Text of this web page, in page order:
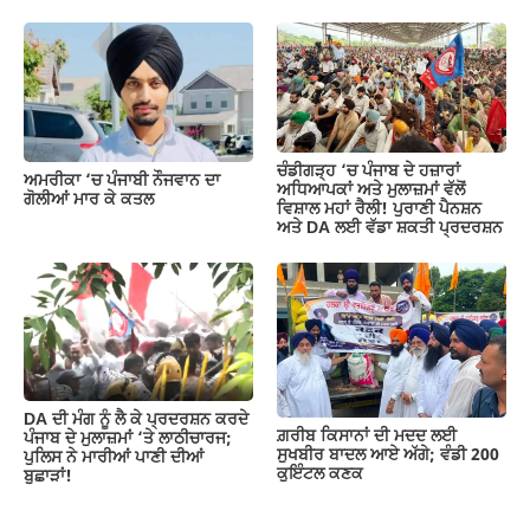
ਅਮਰੀਕਾ ‘ਚ ਪੰਜਾਬੀ ਨੌਜਵਾਨ ਦਾ
ਗੋਲੀਆਂ ਮਾਰ ਕੇ ਕਤਲ
ਚੰਡੀਗੜ੍ਹ ‘ਚ ਪੰਜਾਬ ਦੇ ਹਜ਼ਾਰਾਂ
ਅਧਿਆਪਕਾਂ ਅਤੇ ਮੁਲਾਜ਼ਮਾਂ ਵੱਲੋਂ
ਵਿਸ਼ਾਲ ਮਹਾਂ ਰੈਲੀ! ਪੁਰਾਣੀ ਪੈਨਸ਼ਨ
ਅਤੇ DA ਲਈ ਵੱਡਾ ਸ਼ਕਤੀ ਪ੍ਰਦਰਸ਼ਨ
DA ਦੀ ਮੰਗ ਨੂੰ ਲੈ ਕੇ ਪ੍ਰਦਰਸ਼ਨ ਕਰਦੇ
ਪੰਜਾਬ ਦੇ ਮੁਲਾਜ਼ਮਾਂ ‘ਤੇ ਲਾਠੀਚਾਰਜ;
ਪੁਲਿਸ ਨੇ ਮਾਰੀਆਂ ਪਾਣੀ ਦੀਆਂ
ਬੁਛਾੜਾਂ!
ਗ਼ਰੀਬ ਕਿਸਾਨਾਂ ਦੀ ਮਦਦ ਲਈ
ਸੁਖਬੀਰ ਬਾਦਲ ਆਏ ਅੱਗੇ; ਵੰਡੀ 200
ਕੁਇੰਟਲ ਕਣਕ